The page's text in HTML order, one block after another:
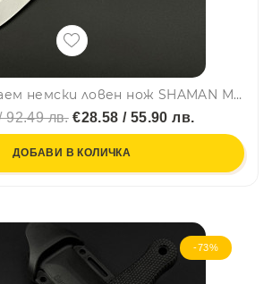
Светещ сгъваем немски ловен нож SHAMAN МК-8, стомана 5Cr13, гравиран месинг и светещи полимерни чирени
92.49 лв.€28.58 / 55.90 лв.
ДОБАВИ В КОЛИЧКА
-73%